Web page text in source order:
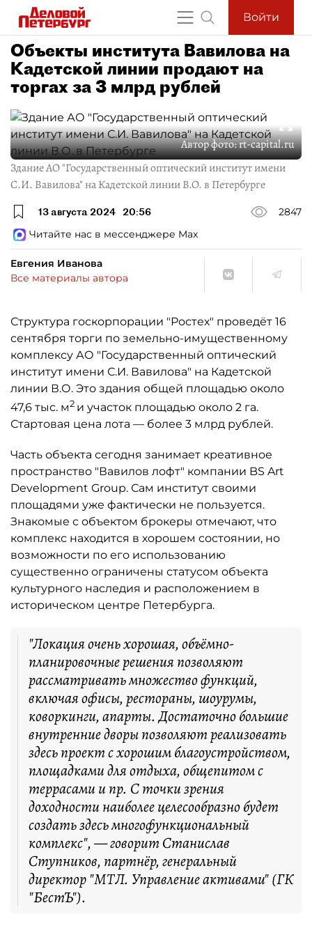
Войти
Объекты института Вавилова на
Кадетской линии продают на
торгах за 3 млрд рублей
Автор фото:rt-capital.ru
Здание АО "Государственный оптический институт имени
С.И. Вавилова" на Кадетской линии В.О. в Петербурге
13 августа 2024 20:56
2847
Читайте нас в мессенджере Max
Евгения Иванова
Все материалы автора
Структура госкорпорации "Ростех" проведёт 16
сентября торги по земельно-имущественному
комплексу АО "Государственный оптический
институт имени С.И. Вавилова" на Кадетской
линии В.О. Это здания общей площадью около
47,6 тыс. м2 и участок площадью около 2 га.
Стартовая цена лота — более 3 млрд рублей.
Часть объекта сегодня занимает креативное
пространство "Вавилов лофт" компании BS Art
Development Group. Сам институт своими
площадями уже фактически не пользуется.
Знакомые с объектом брокеры отмечают, что
комплекс находится в хорошем состоянии, но
возможности по его использованию
существенно ограничены статусом объекта
культурного наследия и расположением в
историческом центре Петербурга.
"Локация очень хорошая, объёмно-
планировочные решения позволяют
рассматривать множество функций,
включая офисы, рестораны, шоурумы,
коворкинги, апарты. Достаточно большие
внутренние дворы позволяют реализовать
здесь проект с хорошим благоустройством,
площадками для отдыха, общепитом с
террасами и пр. С точки зрения
доходности наиболее целесообразно будет
создать здесь многофункциональный
комплекс", — говорит Станислав
Ступников, партнёр, генеральный
директор "МТЛ. Управление активами" (ГК
"БестЪ").